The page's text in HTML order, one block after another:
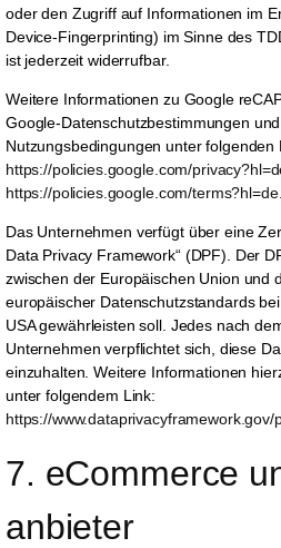
oder den Zugriff auf Informationen im
Device-Fingerprinting) im Sinne des
ist jederzeit widerrufbar.
Weitere Informationen zu Google
Google-Datenschutzbestimmungen
Nutzungsbedingungen unter folgenden
https://policies.google.com/
https://policies.google.com/terms?hl=de.
Das Unternehmen verfügt über eine
Data Privacy Framework“ (DPF). Der
zwischen der Europäischen Union und
europäischer Datenschutzstandards
USA gewährleisten soll. Jedes nach
Unternehmen verpflichtet sich, diese
einzuhalten. Weitere Informationen
unter folgendem Link:
https://www.dataprivacyframework.gov/
7. eCommerce
anbieter